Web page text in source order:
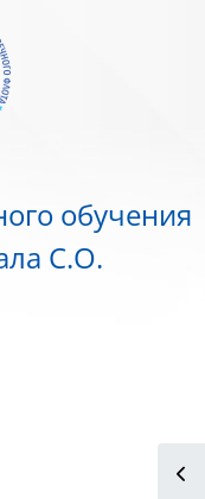
обучения
С.О.